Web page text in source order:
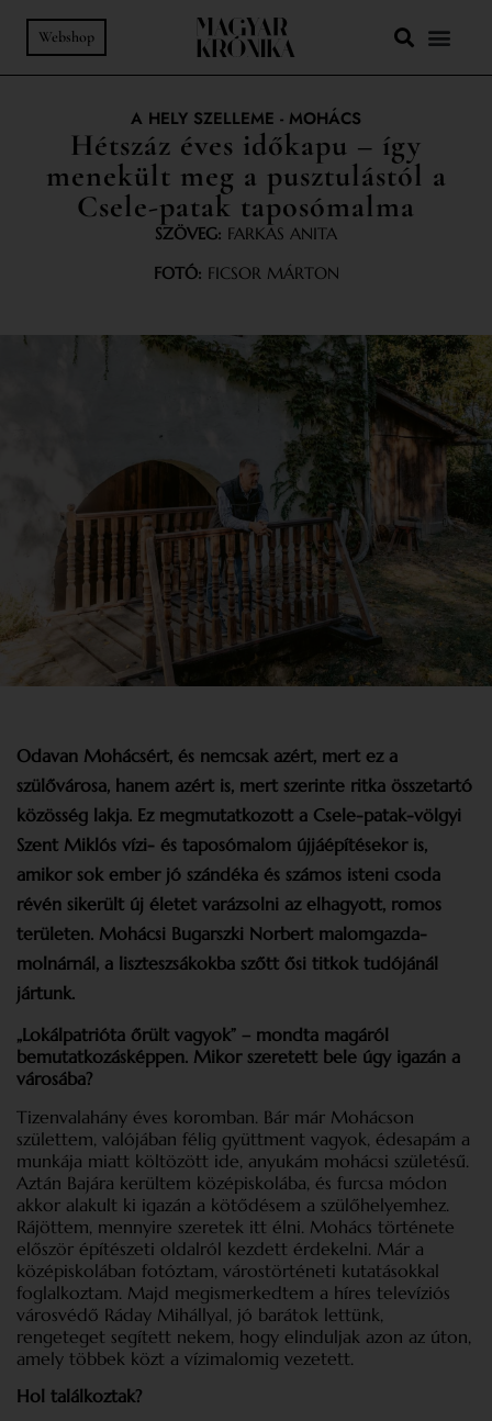
Webshop
A HELY SZELLEME - MOHÁCS
Hétszáz éves időkapu – így
menekült meg a pusztulástól a
Csele-patak taposómalma
SZÖVEG: FARKAS ANITA
FOTÓ: FICSOR MÁRTON
Odavan Mohácsért, és nemcsak azért, mert ez a
szülővárosa, hanem azért is, mert szerinte ritka összetartó
közösség lakja. Ez megmutatkozott a Csele-patak-völgyi
Szent Miklós vízi- és taposómalom újjáépítésekor is,
amikor sok ember jó szándéka és számos isteni csoda
révén sikerült új életet varázsolni az elhagyott, romos
területen. Mohácsi Bugarszki Norbert malomgazda-
molnárnál, a liszteszsákokba szőtt ősi titkok tudójánál
jártunk.
„Lokálpatrióta őrült vagyok” – mondta magáról
bemutatkozásképpen. Mikor szeretett bele úgy igazán a
városába?
Tizenvalahány éves koromban. Bár már Mohácson
születtem, valójában félig gyüttment vagyok, édesapám a
munkája miatt költözött ide, anyukám mohácsi születésű.
Aztán Bajára kerültem középiskolába, és furcsa módon
akkor alakult ki igazán a kötődésem a szülőhelyemhez.
Rájöttem, mennyire szeretek itt élni. Mohács története
először építészeti oldalról kezdett érdekelni. Már a
középiskolában fotóztam, várostörténeti kutatásokkal
foglalkoztam. Majd megismerkedtem a híres televíziós
városvédő Ráday Mihállyal, jó barátok lettünk,
rengeteget segített nekem, hogy elinduljak azon az úton,
amely többek közt a vízimalomig vezetett.
Hol találkoztak?